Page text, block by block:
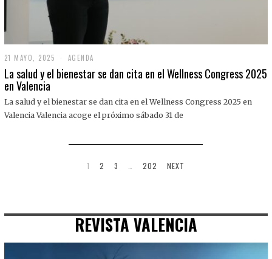
21 MAYO, 2025
1
M
O
,
AGENDA
La salud y el bienestar se dan cita en el Wellness Congress 2025
en Valencia
La salud y el bienestar se dan cita en el Wellness Congress 2025 en
Valencia Valencia acoge el próximo sábado 31 de
1 2 3 202 NEXT
REVISTA VALENCIA